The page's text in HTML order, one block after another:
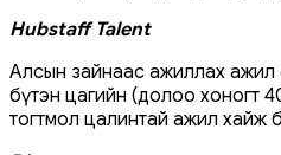
Hubstaff Talent
Алсын зайнаас ажиллах ажил
бүтэн цагийн (долоо хоногт
тогтмол цалинтай ажил хайж